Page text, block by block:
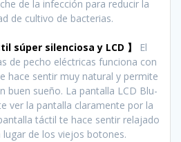
de la infección para reducir la
de cultivo de bacterias.
súper silenciosa y LCD 】
El
de pecho eléctricas funciona con
hace sentir muy natural y permite
buen sueño. La pantalla LCD Blu-
ver la pantalla claramente por la
táctil te hace sentir relajado
lugar de los viejos botones.